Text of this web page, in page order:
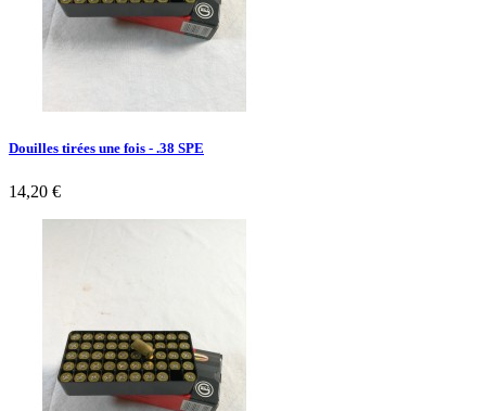
Douilles tirées une fois - .38 SPE
14,20 €